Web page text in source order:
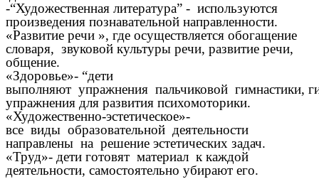
-“Художественная литература” - используются
произведения познавательной направленности.
«Развитие речи », где осуществляется обогащение
словаря, звуковой культуры речи, развитие речи,
общение.
«Здоровье»- “дети
выполняют упражнения пальчиковой гимнастики,
упражнения для развития психомоторики.
«Художественно-эстетическое»-
все виды образовательной деятельности
направлены на решение эстетических задач.
«Труд»- дети готовят материал к каждой
деятельности, самостоятельно убирают его.